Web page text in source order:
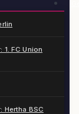
1. FC Union
Hertha BSC